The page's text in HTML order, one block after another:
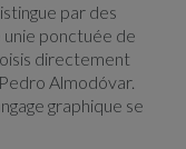
par des
ponctuée de
directement
Almodóvar.
graphique se